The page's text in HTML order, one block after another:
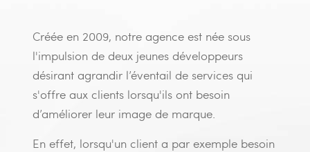
Créée en 2009, notre agence est née sous
l'impulsion de deux jeunes développeurs
désirant agrandir l’éventail de services qui
s'offre aux clients lorsqu'ils ont besoin
d’améliorer leur image de marque.
En effet, lorsqu'un client a par exemple besoin